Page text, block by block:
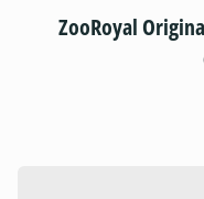
ZooRoyal